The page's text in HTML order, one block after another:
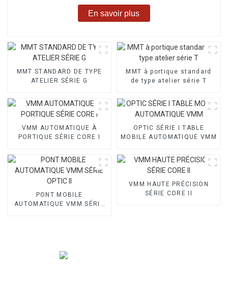
En savoir plus
MMT STANDARD DE TYPE
ATELIER SÉRIE G
MMT à portique standard
de type atelier série T
VMM AUTOMATIQUE À
PORTIQUE SÉRIE CORE I
OPTIC SÉRIE I TABLE
MOBILE AUTOMATIQUE VMM
PONT MOBILE
AUTOMATIQUE VMM SÉRIE
VMM HAUTE PRÉCISION
SÉRIE CORE II